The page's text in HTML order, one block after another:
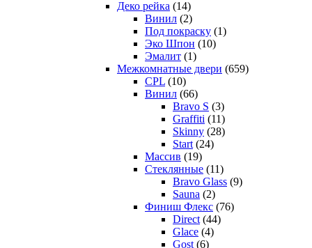
Деко рейка (14)
Винил (2)
Под покраску (1)
Эко Шпон (10)
Эмалит (1)
Межкомнатные двери (659)
CPL (10)
Винил (66)
Bravo S (3)
Graffiti (11)
Skinny (28)
Start (24)
Массив (19)
Стеклянные (11)
Bravo Glass (9)
Sauna (2)
Финиш Флекс (76)
Direct (44)
Glace (4)
Gost (6)